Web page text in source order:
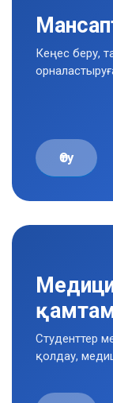
Кеңес беру,
Өту
Студенттер
қолдау,